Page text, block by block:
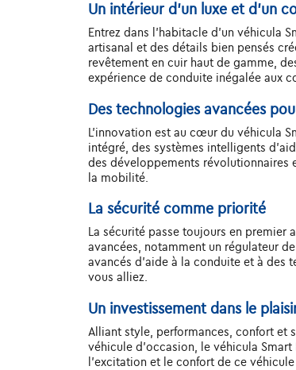
Un intérieur d’un luxe et d’un
Entrez dans l'habitacle d'un véhicula
artisanal et des détails bien pensés
revêtement en cuir haut de gamme,
expérience de conduite inégalée aux
Des technologies avancées
L'innovation est au cœur du véhicula
intégré, des systèmes intelligents
des développements révolutionnaires
la mobilité.
La sécurité comme priorité
La sécurité passe toujours en premier
avancées, notamment un régulateur
avancés d'aide à la conduite et à des
vous alliez.
Un investissement dans le
Alliant style, performances, confort et
véhicule d'occasion, le véhicula Smart
l'excitation et le confort de ce